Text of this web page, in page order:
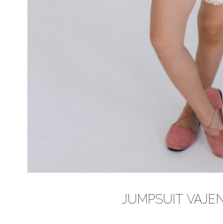
JUMPSUIT